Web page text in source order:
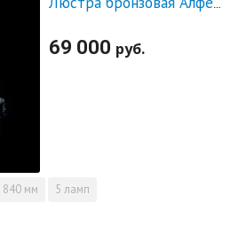
Люстра бронзовая Алфея №5 "Малахит" шар черная
69 000 руб.
840 мм 5 ламп